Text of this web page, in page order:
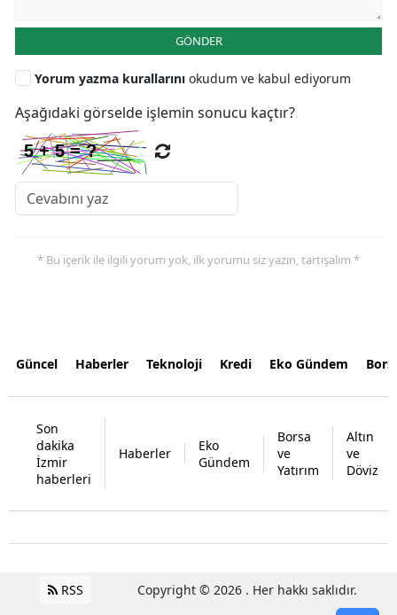
GÖNDER
Yorum yazma kurallarını okudum ve kabul ediyorum
Aşağıdaki görselde işlemin sonucu kaçtır?
* Bu içerik ile ilgili yorum yok, ilk yorumu siz yazın, tartışalım *
Güncel Haberler Teknoloji Kredi Eko Gündem
Son
dakika
İzmir
haberleri
Haberler
Eko
Gündem
Borsa
ve
Yatırım
Altın
ve
Döviz
RSS Copyright © 2026 . Her hakkı saklıdır.